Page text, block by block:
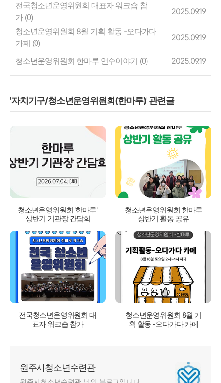
전국청소년운영위원회 대표자 워크숍 참
가 (0)
2025.09.19
청소년운영위원회 8월 기획 활동 -오다가다
카페 (0)
2025.09.19
청소년운영위원회 한마루 연수이야기 (0) 2025.09.19
'자치기구/청소년운영위원회(한마루)' 관련글
청소년운영위원회 '한마루'
상반기 기관장 간담회
청소년운영위원회 한마루
상반기 활동 공유
전국청소년운영위원회 대
표자 워크숍 참가
청소년운영위원회 8월 기
획 활동 -오다가다 카페
원주시청소년수련관
원주시청소년수련관 님의 블로그입니다.